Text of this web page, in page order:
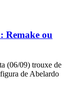
Remake ou
(06/09) trouxe de
de Abelardo